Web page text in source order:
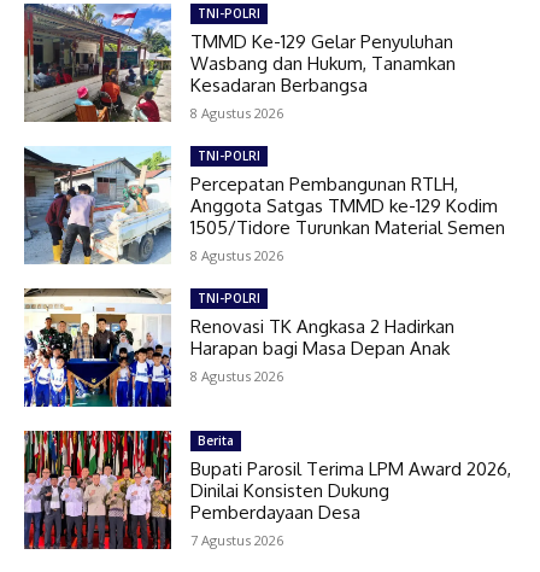
TNI-POLRI
TMMD Ke-129 Gelar Penyuluhan
Wasbang dan Hukum, Tanamkan
Kesadaran Berbangsa
8 Agustus 2026
TNI-POLRI
Percepatan Pembangunan RTLH,
Anggota Satgas TMMD ke-129 Kodim
1505/Tidore Turunkan Material Semen
8 Agustus 2026
TNI-POLRI
Renovasi TK Angkasa 2 Hadirkan
Harapan bagi Masa Depan Anak
8 Agustus 2026
Berita
Bupati Parosil Terima LPM Award 2026,
Dinilai Konsisten Dukung
Pemberdayaan Desa
7 Agustus 2026